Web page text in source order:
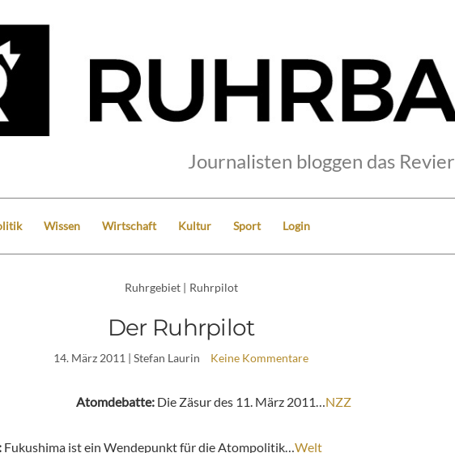
Journalisten bloggen das Revier
Wissen Wirtschaft Kultur Sport Login
Ruhrgebiet | Ruhrpilot
Der Ruhrpilot
14. März 2011 | Stefan Laurin Keine Kommentare
Atomdebatte: Die Zäsur des 11. März 2011… NZZ
Fukushima ist ein Wendepunkt für die Atompolitik… Welt